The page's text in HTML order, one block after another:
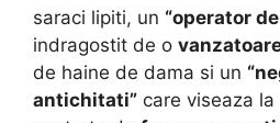
saraci lipiti, un “operator
indragostit de o
de haine de dama si un
antichitati” care viseaza la